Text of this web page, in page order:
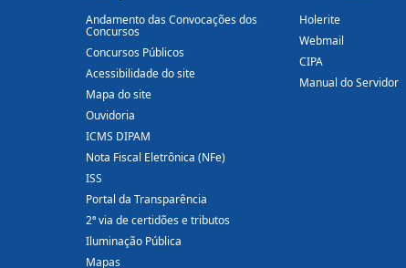
Andamento das Convocações dos
Concursos
Concursos Públicos
Acessibilidade do site
Mapa do site
Ouvidoria
ICMS DIPAM
Nota Fiscal Eletrônica (NFe)
ISS
Portal da Transparência
2ª via de certidões e tributos
Iluminação Pública
Mapas
Holerite
Webmail
CIPA
Manual do Servidor